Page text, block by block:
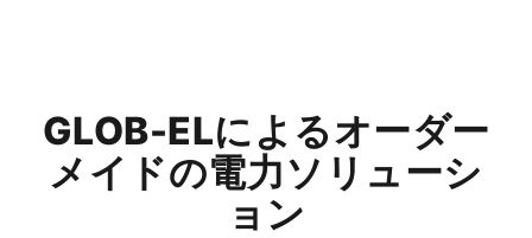
GLOB-ELによるオーダー
メイドの電力ソリューシ
ョン